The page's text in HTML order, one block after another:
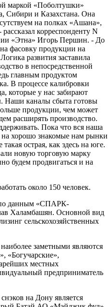
маркой «Поболтушки»
Сибири и Казахстана. Она
на полках «Ашана»,
корреспонденту N
«Этна» Игорь Першин. - До
фасовку продукции на
развития заставила
в непосредственной
главным продуктом
В процессе калибровки
которые у нас забирают
Наши каналы сбыта готовы
продукции, чем может
расширять производство.
Пока что вся наша
хорошо знакомые нам рынки
острая, как здесь на юге.
новую торговую марку
будем продвигаться и на
около 150 человек.
данным «СПАРК-
Халамбашян. Основной вид
сельскохозяйственных
заметными являются
«Богучарские»,
местных
предприниматель
на Дону является